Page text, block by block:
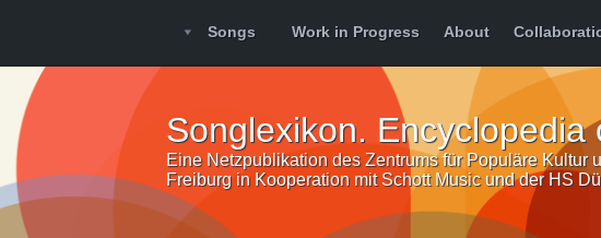
Songs Work in Progress About
Songlexikon. Encyclopedia
Eine Netzpublikation des Zentrums für Populäre Kultur
Freiburg in Kooperation mit Schott Music und der HS